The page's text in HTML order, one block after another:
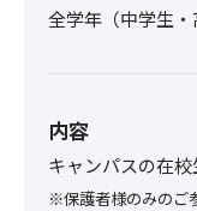
全学年（中学生
内容
キャンパスの在校
※保護者様のみのご